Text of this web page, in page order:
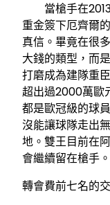
當槍手在2013
重金簽下厄齊爾
真信。畢竟在很
大錢的類型，而
打磨成為建隊重
超出過2000萬歐
都是歐冠級的球
沒能讓球隊走出
地。雙王目前在
會繼續留在槍手。
轉會費前七名的